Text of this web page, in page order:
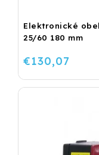
Elektronické
25/60 180 mm
€130,07